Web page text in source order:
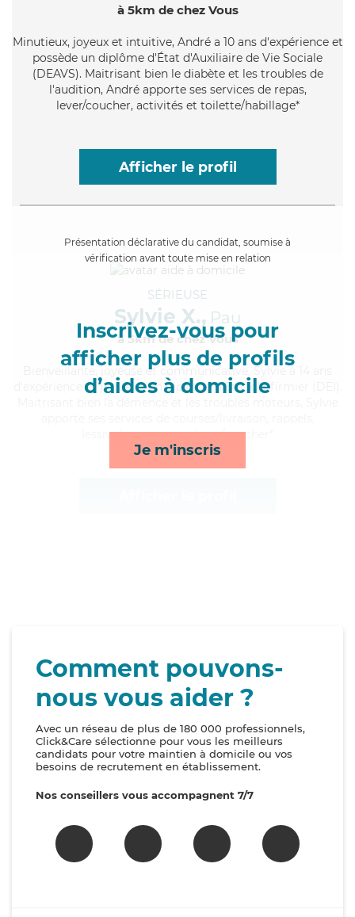
à 5km de chez Vous
Minutieux, joyeux et intuitive, André a 10 ans d'expérience et
possède un diplôme d'État d'Auxiliaire de Vie Sociale
(DEAVS). Maitrisant bien le diabète et les troubles de
l'audition, André apporte ses services de repas,
lever/coucher, activités et toilette/habillage*
Afficher le profil
Présentation déclarative du candidat, soumise à
vérification avant toute mise en relation
Inscrivez-vous pour
afficher plus de profils
d’aides à domicile
Je m'inscris
SÉRIEUSE
Sylvie X., Pau
à 5km de chez Vous
, joyeuse et communicative, Sylvie a 14 ans
d'expérience et possède un diplôme d'Etat d'infirmier (DEI).
lessive/repassage et lever/coucher*
Comment pouvons-
nous vous aider ?
Avec un réseau de plus de 180 000 professionnels,
Click&Care sélectionne pour vous les meilleurs
candidats pour votre maintien à domicile ou vos
besoins de recrutement en établissement.
Nos conseillers vous accompagnent 7/7